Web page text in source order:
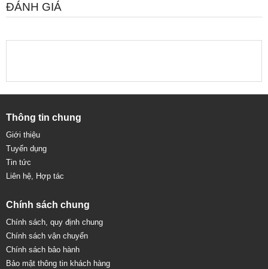
ĐÁNH GIÁ
Thông tin chung
Giới thiệu
Tuyển dụng
Tin tức
Liên hệ, Hợp tác
Chính sách chung
Chính sách, quy định chung
Chính sách vận chuyển
Chính sách bảo hành
Bảo mật thông tin khách hàng